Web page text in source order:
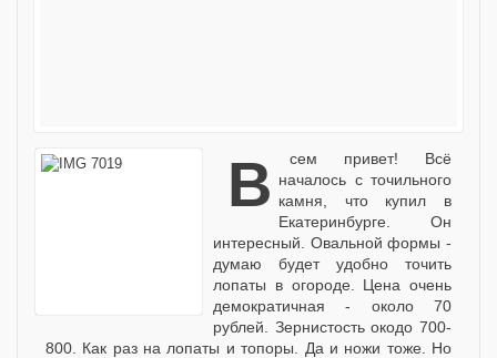
Всем привет! Всё началось с точильного
камня, что купил в
Екатеринбурге. Он
интересный. Овальной формы -
думаю будет удобно точить
лопаты в огороде. Цена очень
демократичная - около 70
рублей. Зернистость окодо 700-
800. Как раз на лопаты и топоры. Да и ножи тоже. Но